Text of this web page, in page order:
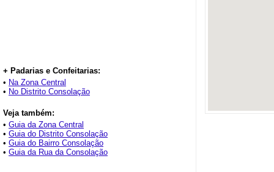
+ Padarias e Confeitarias:
• Na Zona Central
• No Distrito Consolação
Veja também:
• Guia da Zona Central
• Guia do Distrito Consolação
• Guia do Bairro Consolação
• Guia da Rua da Consolação